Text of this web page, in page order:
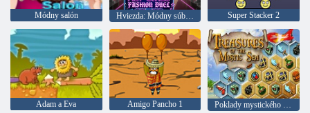
Módny salón Hviezda: Módny súboj alternatívnych dievčat Super Stacker 2
Adam a Eva Amigo Pancho 1
Poklady mystického mora